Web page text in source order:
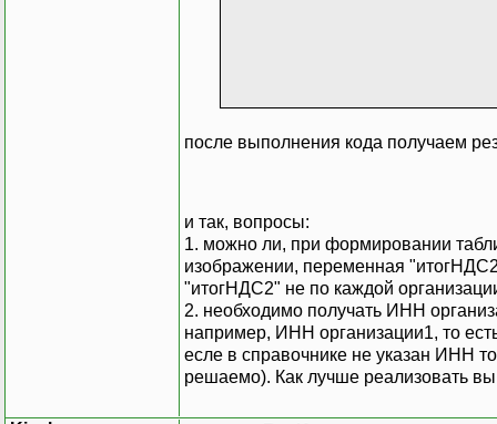
после выполнения кода получаем
и так, вопросы:
1. можно ли, при формировании
изображении, переменная
"итогНДС2" не по каждой
2. необходимо получать ИНН
например, ИНН организации1, то
есле в справочнике не указан ИНН
решаемо). Как лучше реализовать